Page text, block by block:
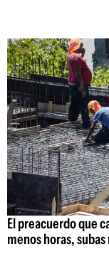
El preacuerdo que
menos horas,